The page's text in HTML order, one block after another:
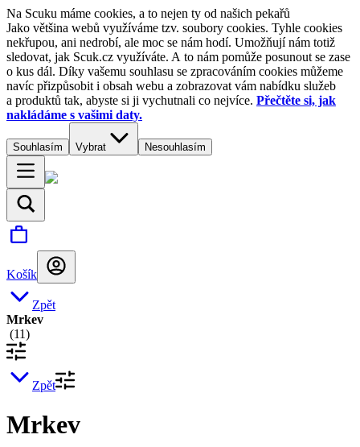
Na Scuku máme cookies, a to nejen ty od našich pekařů
Jako většina webů využíváme tzv. soubory cookies. Tyhle cookies
nekřupou, ani nedrobí, ale moc se nám hodí. Umožňují nám totiž
sledovat, jak Scuk.cz využíváte. A to nám pomůže posunout se zase
o kus dál. Díky vašemu souhlasu se zpracováním cookies můžeme
navíc přizpůsobit i obsah webu a zobrazovat vám nabídku služeb
a produktů tak, abyste si ji vychutnali co nejvíce. Přečtěte si, jak
nakládáme s vašimi daty.
Souhlasím Vybrat Nesouhlasím
Košík
Zpět
Mrkev
(11)
Zpět
Mrkev